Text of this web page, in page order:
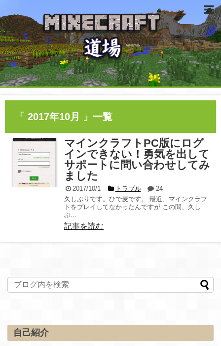
MODの紹介や、建築・畑なんかの紹介をやっています。
「 2017年10月 」一覧
マインクラフトPC版にログ
インできない！勇気を出して
サポートに問い合わせしてみ
ました
2017/10/1 トラブル
24
久しぶりです。ひで麦です。 最近、マインクラフ
トをプレイしてなかったんですが この間、久し
ぶ...
記事を読む
自己紹介